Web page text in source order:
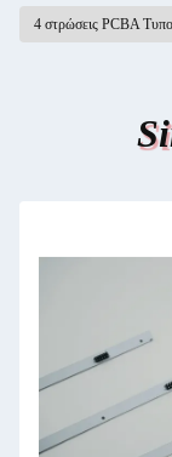
4 στρώσεις PCBA